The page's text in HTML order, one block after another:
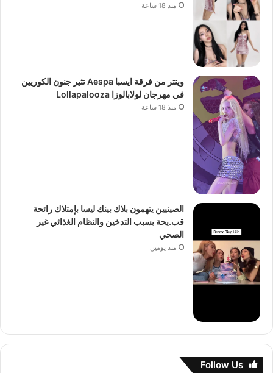
منذ 18 ساعة
وينتر من فرقة ايسبا Aespa تثير جنون الكوريين
في مهرجان لولابالوزا Lollapalooza
منذ 18 ساعة
الصينيين يتهمون بلاك بينك ليسا بإمتلاك رائحة
قب.يحة بسبب التدخين والنظام الغذائي غير
الصحي
منذ يومين
Follow Us